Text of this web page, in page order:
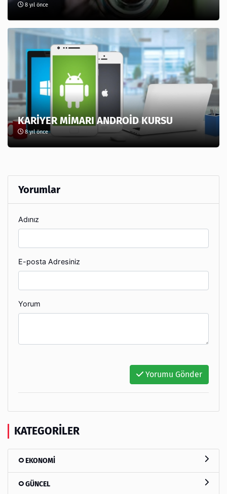
8 yıl önce
KARİYER MİMARI ANDROİD KURSU
8 yıl önce
Yorumlar
Adınız
E-posta Adresiniz
Yorum
Yorumu Gönder
KATEGORILER
EKONOMİ
GÜNCEL